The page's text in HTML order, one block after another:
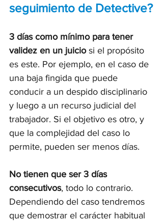
seguimiento de Detective?
3 días como mínimo para tener
validez en un juicio si el propósito
es este. Por ejemplo, en el caso de
una baja fingida que puede
conducir a un despido disciplinario
y luego a un recurso judicial del
trabajador. Si el objetivo es otro, y
que la complejidad del caso lo
permite, pueden ser menos días.
No tienen que ser 3 días
consecutivos, todo lo contrario.
Dependiendo del caso tendremos
que demostrar el carácter habitual